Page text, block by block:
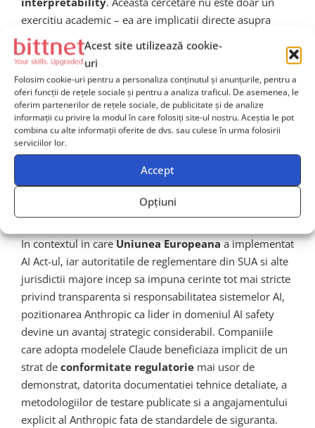
Acest site utilizează cookie-
uri
Folosim cookie-uri pentru a personaliza conținutul și anunțurile, pentru a
oferi funcții de rețele sociale și pentru a analiza traficul. De asemenea, le
oferim partenerilor de rețele sociale, de publicitate și de analize
informații cu privire la modul în care folosiți site-ul nostru. Aceștia le pot
combina cu alte informații oferite de dvs. sau culese în urma folosirii
serviciilor lor.
Accept
Opțiuni
exercitiu academic – ea are implicatii directe asupra
capacitatii de a detecta si elimina comportamentele
nedorite ale modelelor, de a intelege procesele de
rationament intern si de a construi sisteme AI mai
robuste si mai verificabile. Pe masura ce reglementarile
privind AI devin mai stricte la nivel global, capacitatea
de a explica si audita comportamentul modelelor devine
un avantaj competitiv tangibil.
Implicatii pentru conformitate si
In contextul in careUniunea Europeanaa implementat
AI Act-ul, iar autoritatile de reglementare din SUA si alte
jurisdictii majore incep sa impuna cerinte tot mai stricte
privind transparenta si responsabilitatea sistemelor AI,
pozitionarea Anthropic ca lider in domeniul AI safety
devine un avantaj strategic considerabil. Companiile
care adopta modelele Claude beneficiaza implicit de un
strat de conformitate regulatorie mai usor de
demonstrat, datorita documentatiei tehnice detaliate, a
metodologiilor de testare publicate si a angajamentului
explicit al Anthropic fata de standardele de siguranta.